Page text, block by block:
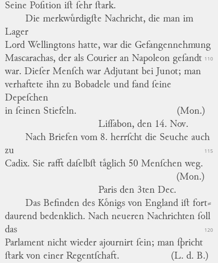
Seine Poſition iſt ſehr ſtark.
Die merkwuͤrdigſte Nachricht, die man im
Lager
Lord Wellingtons hatte, war die Gefangennehmung
Mascarachas, der als Courier an Napoleon geſandt 110
war. Dieſer Menſch war Adjutant bei Junot; man
verhaftete ihn zu Bobadele und fand ſeine
Depeſchen
in ſeinen Stiefeln.
(Mon.)
Liſſabon, den 14. Nov.
Nach Briefen vom 8. herrſcht die Seuche auch
zu
115
Cadix. Sie rafft daſelbſt taͤglich 50 Menſchen weg.
(Mon.)
Paris den 3ten Dec.
Das Befinden des Koͤnigs von England iſt fort⸗
daurend bedenklich. Nach neueren Nachrichten ſoll
das
120
Parlament nicht wieder ajournirt ſein; man ſpricht
ſtark von einer Regentſchaft.
(L. d. B.)